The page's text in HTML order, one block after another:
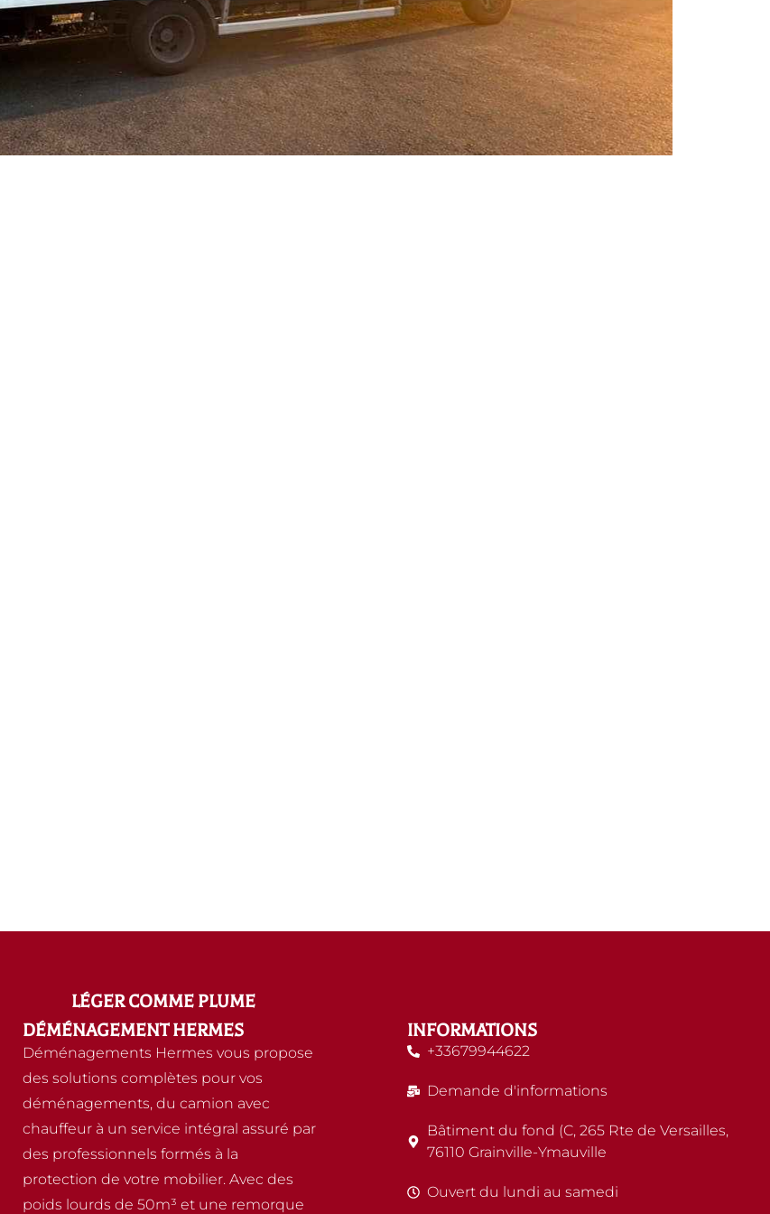
LÉGER COMME PLUME
DÉMÉNAGEMENT HERMES
Déménagements Hermes vous propose
des solutions complètes pour vos
déménagements, du camion avec
chauffeur à un service intégral assuré par
des professionnels formés à la
protection de votre mobilier. Avec des
poids lourds de 50m³ et une remorque
INFORMATIONS
+33679944622
Demande d'informations
Bâtiment du fond (C, 265 Rte de Versailles,
76110 Grainville-Ymauville
Ouvert du lundi au samedi